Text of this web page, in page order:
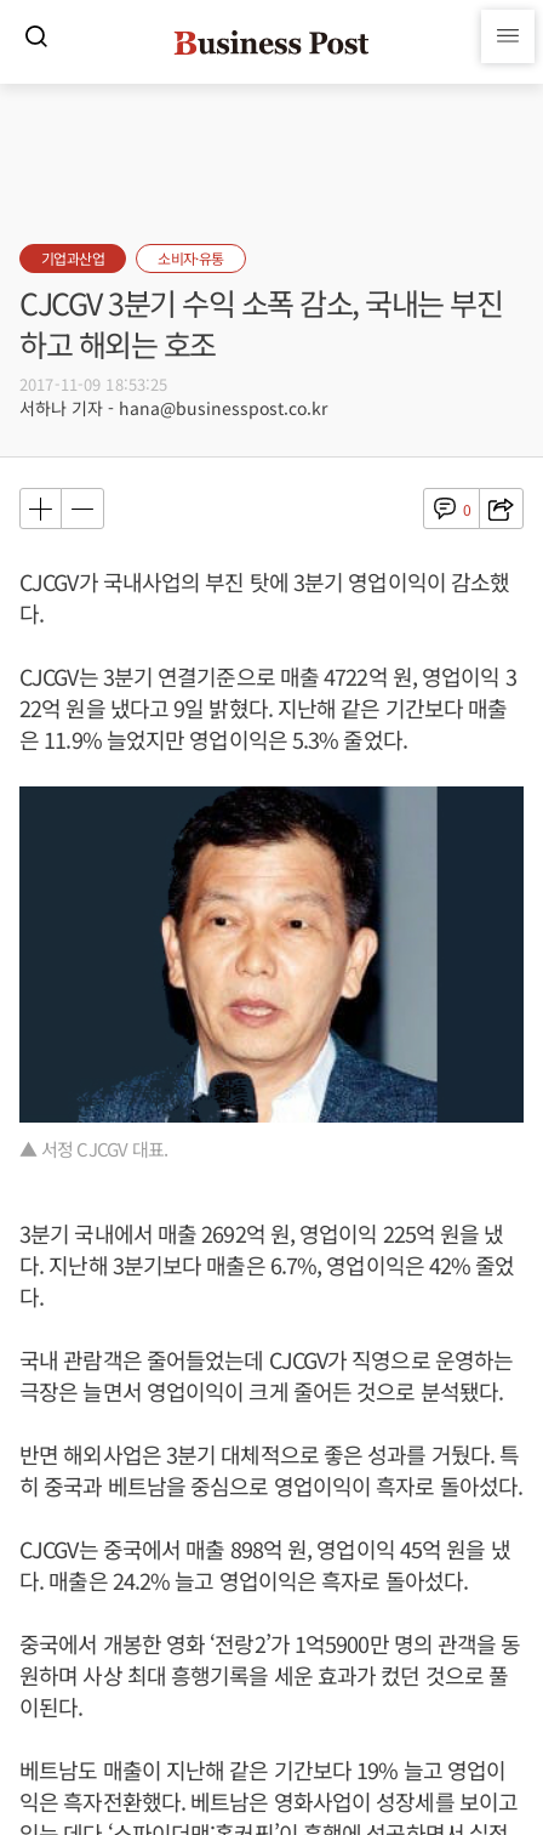
기업과산업 소비자·유통
CJCGV 3분기 수익 소폭 감소, 국내는 부진
하고 해외는 호조
2017-11-09 18:53:25
서하나 기자 - hana@businesspost.co.kr
0
CJCGV가 국내사업의 부진 탓에 3분기 영업이익이 감소했
다.
CJCGV는 3분기 연결기준으로 매출 4722억 원, 영업이익 3
22억 원을 냈다고 9일 밝혔다. 지난해 같은 기간보다 매출
은 11.9% 늘었지만 영업이익은 5.3% 줄었다.
▲ 서정 CJCGV 대표.
3분기 국내에서 매출 2692억 원, 영업이익 225억 원을 냈
다. 지난해 3분기보다 매출은 6.7%, 영업이익은 42% 줄었
다.
국내 관람객은 줄어들었는데 CJCGV가 직영으로 운영하는
극장은 늘면서 영업이익이 크게 줄어든 것으로 분석됐다.
반면 해외사업은 3분기 대체적으로 좋은 성과를 거뒀다. 특
히 중국과 베트남을 중심으로 영업이익이 흑자로 돌아섰다.
CJCGV는 중국에서 매출 898억 원, 영업이익 45억 원을 냈
다. 매출은 24.2% 늘고 영업이익은 흑자로 돌아섰다.
중국에서 개봉한 영화 ‘전랑2’가 1억5900만 명의 관객을 동
원하며 사상 최대 흥행기록을 세운 효과가 컸던 것으로 풀
이된다.
베트남도 매출이 지난해 같은 기간보다 19% 늘고 영업이
익은 흑자전환했다. 베트남은 영화사업이 성장세를 보이고